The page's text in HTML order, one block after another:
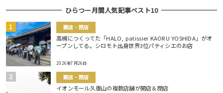
ひらつー月間人気記事ベスト10
開店・閉店
高槻につくってた「HALO, patissier KAORU YOSHIDA」がオ
ープンしてる。シロモト出身世界3位パティシエのお店
2026年7月26日
開店・閉店
イオンモール久御山の複数店舗が開店＆閉店